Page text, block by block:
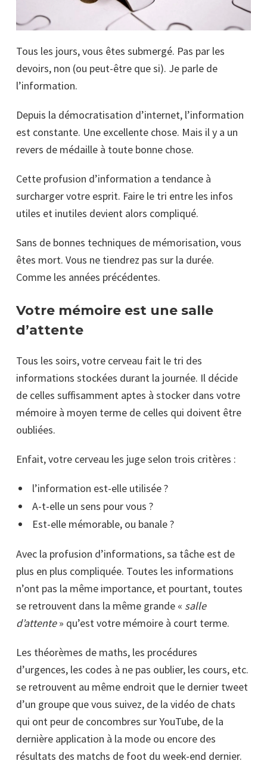
Tous les jours, vous êtes submergé. Pas par les
devoirs, non (ou peut-être que si). Je parle de
l’information.
Depuis la démocratisation d’internet, l’information
est constante. Une excellente chose. Mais il y a un
revers de médaille à toute bonne chose.
Cette profusion d’information a tendance à
surcharger votre esprit. Faire le tri entre les infos
utiles et inutiles devient alors compliqué.
Sans de bonnes techniques de mémorisation, vous
êtes mort. Vous ne tiendrez pas sur la durée.
Comme les années précédentes.
Votre mémoire est une salle
d’attente
Tous les soirs, votre cerveau fait le tri des
informations stockées durant la journée. Il décide
de celles suffisamment aptes à stocker dans votre
mémoire à moyen terme de celles qui doivent être
oubliées.
Enfait, votre cerveau les juge selon trois critères :
l’information est-elle utilisée ?
A-t-elle un sens pour vous ?
Est-elle mémorable, ou banale ?
Avec la profusion d’informations, sa tâche est de
plus en plus compliquée. Toutes les informations
n’ont pas la même importance, et pourtant, toutes
se retrouvent dans la même grande « salle
d’attente» qu’est votre mémoire à court terme.
Les théorèmes de maths, les procédures
d’urgences, les codes à ne pas oublier, les cours, etc.
se retrouvent au même endroit que le dernier tweet
d’un groupe que vous suivez, de la vidéo de chats
qui ont peur de concombres sur YouTube, de la
dernière application à la mode ou encore des
résultats des matchs de foot du week-end dernier.